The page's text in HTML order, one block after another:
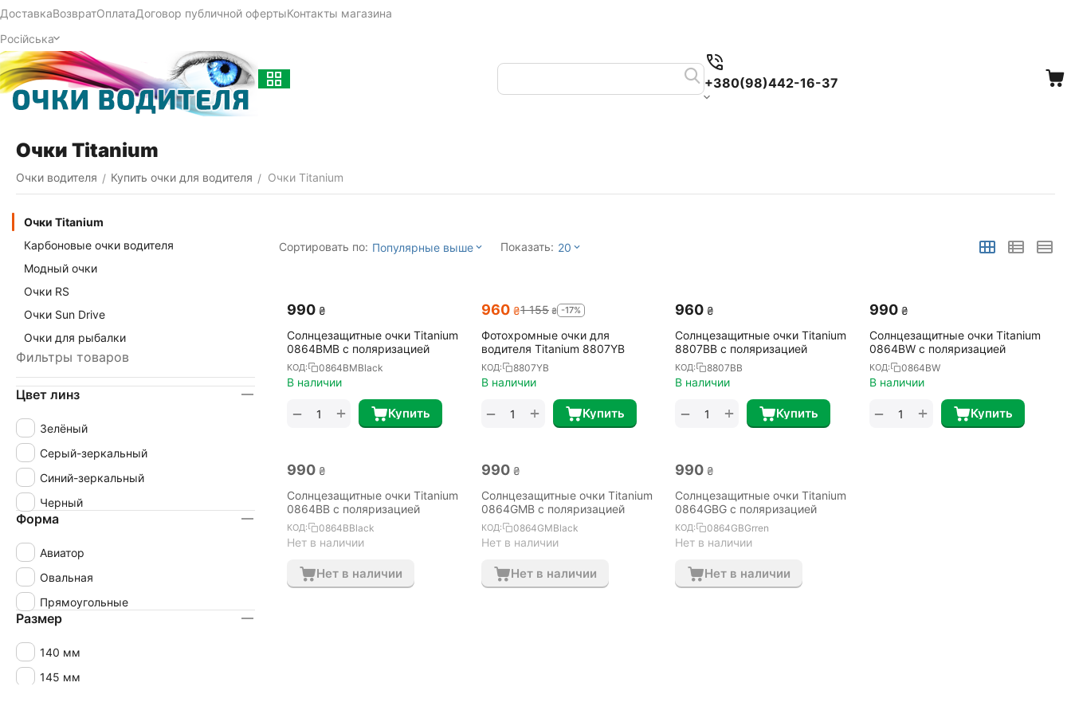
ДоставкаВозвратОплатаДоговор публичной офертыКонтакты магазина
Російська
+380(98)442-16-37
Очки Titanium
Очки водителя / Купить очки для водителя / Очки Titanium
Сортировать по: Популярные выше Показать: 20
‍990‍ ₴
Солнцезащитные очки Titanium
0864BMB с поляризацией
КОД: 0864BMBlack
В наличии
Купить
+
−
‍960‍ ₴1 155 ₴ -17%
Фотохромные очки для
водителя Titanium 8807YB
КОД: 8807YB
В наличии
Купить
+
−
‍960‍ ₴
Солнцезащитные очки Titanium
8807BB с поляризацией
КОД: 8807BB
В наличии
Купить
+
−
‍990‍ ₴
Солнцезащитные очки Titanium
0864BW с поляризацией
КОД: 0864BW
В наличии
Купить
+
−
‍990‍ ₴
Солнцезащитные очки Titanium
0864BB с поляризацией
КОД: 0864BBlack
Нет в наличии
Нет в наличии
‍990‍ ₴
Солнцезащитные очки Titanium
0864GMB с поляризацией
КОД: 0864GMBlack
Нет в наличии
Нет в наличии
‍990‍ ₴
Солнцезащитные очки Titanium
0864GBG с поляризацией
КОД: 0864GBGrren
Нет в наличии
Нет в наличии
Очки Titanium
Карбоновые очки водителя
Модный очки
Очки RS
Очки Sun Drive
Очки для рыбалки
Фильтры товаров
Цвет линз
Зелёный
Серый-зеркальный
Синий-зеркальный
Черный
Форма
Авиатор
Овальная
Прямоугольные
Размер
140 мм
145 мм